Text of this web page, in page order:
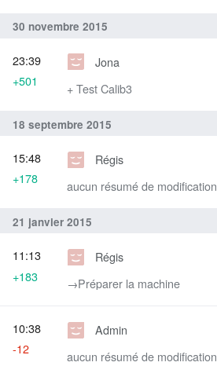
30 novembre 2015
Jona
+ Test Calib3
23:39
+501
18 septembre 2015
Régis
aucun résumé de modification
15:48
+178
21 janvier 2015
Régis
→‎Préparer la machine
11:13
+183
Admin
aucun résumé de modification
10:38
-12